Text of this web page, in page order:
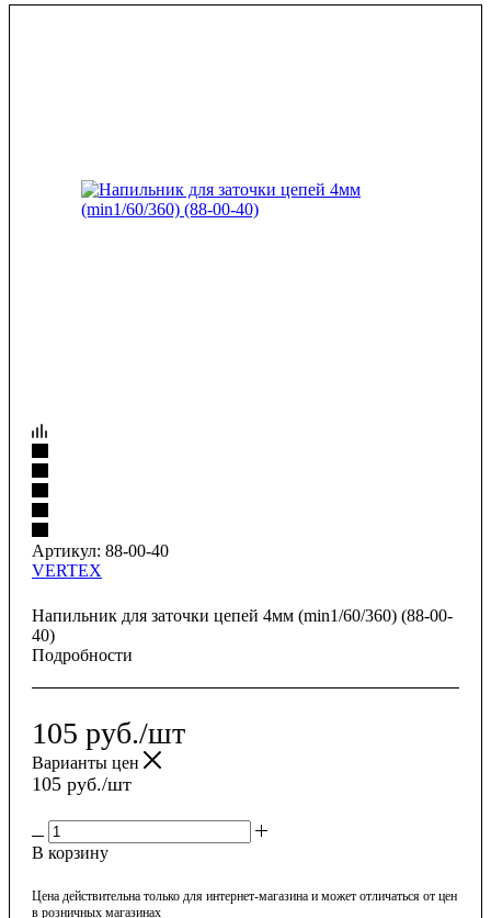
Артикул: 88-00-40
VERTEX
Напильник для заточки цепей 4мм (min1/60/360) (88-00-
40)
Подробности
105 руб./шт
Варианты цен
105 руб./шт
В корзину
Цена действительна только для интернет-магазина и может отличаться от цен
в розничных магазинах